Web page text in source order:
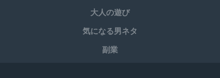
大人の遊び
気になる男ネタ
副業